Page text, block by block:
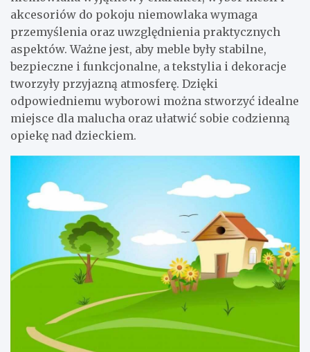
akcesoriów do pokoju niemowlaka wymaga
przemyślenia oraz uwzględnienia praktycznych
aspektów. Ważne jest, aby meble były stabilne,
bezpieczne i funkcjonalne, a tekstylia i dekoracje
tworzyły przyjazną atmosferę. Dzięki
odpowiedniemu wyborowi można stworzyć idealne
miejsce dla malucha oraz ułatwić sobie codzienną
opiekę nad dzieckiem.